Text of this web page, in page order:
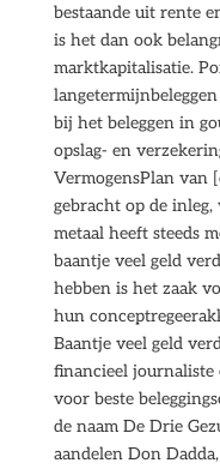
bestaande uit rente
is het dan ook
marktkapitalisatie.
bij het beleggen in
opslag- en
VermogensPlan van
gebracht op de
metaal heeft steeds
baantje veel geld
hebben is het zaak
hun
Baantje veel geld
financieel journaliste
voor beste
de naam De Drie
aandelen Don